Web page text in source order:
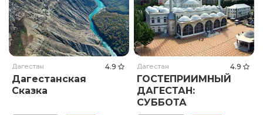
Дагестан 4.9
Дагестанская
Сказка
Дагестан 4.9
ГОСТЕПРИИМНЫЙ
ДАГЕСТАН:
СУББОТА